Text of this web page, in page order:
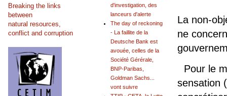
La non-
ne
Pour le
sensation
d'investigation, des
lanceurs d'alerte
The day of reckoning
- La faillite de la
Deutsche Bank est
avouée, celles de la
Société Gérérale,
BNP-Paribas,
Goldman Sachs...
vont suivre
Breaking the links
between
natural resources,
conflict and corruption